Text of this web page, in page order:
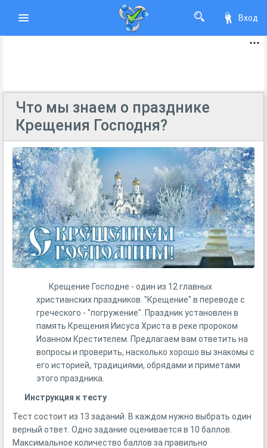
Вход
Что мы знаем о празднике
Крещения Господня?
Крещение Господне - один из 12 главных
христианских праздников. "Крещение" в переводе с
греческого - "погружение". Праздник установлен в
память Крещения Иисуса Христа в реке пророком
Иоанном Крестителем. Предлагаем вам ответить на
вопросы и проверить, насколько хорошо вы знакомы с
его историей, традициями, обрядами и приметами
этого праздника.
Инструкция к тесту
Тест состоит из 13 заданий. В каждом нужно выбрать один
верный ответ. Одно задание оценивается в 10 баллов.
Максимальное количество баллов за правильно